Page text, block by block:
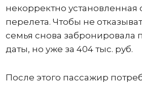
некорректно установленная
перелета. Чтобы не
семья снова забронировала
даты, но уже за 404 тыс. руб.
После этого пассажир